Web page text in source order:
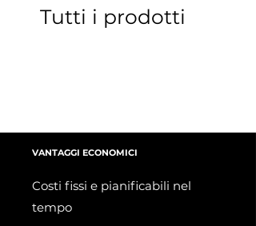
Tutti i prodotti
VANTAGGI ECONOMICI
Costi fissi e pianificabili nel
tempo